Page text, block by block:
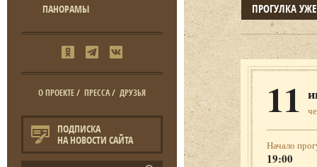
ПАНОРАМЫ
О ПРОЕКТЕ/ ПРЕССА/ ДРУЗЬЯ
ПОДПИСКА
НА НОВОСТИ САЙТА
ПРОГУЛКА
11
Начало
19:00